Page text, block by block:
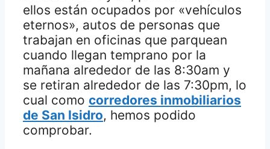
ellos están ocupados por «vehículos
eternos», autos de personas que
trabajan en oficinas que parquean
cuando llegan temprano por la
mañana alrededor de las 8:30am y
se retiran alrededor de las 7:30pm, lo
cual como corredores inmobiliarios
de San Isidro, hemos podido
comprobar.